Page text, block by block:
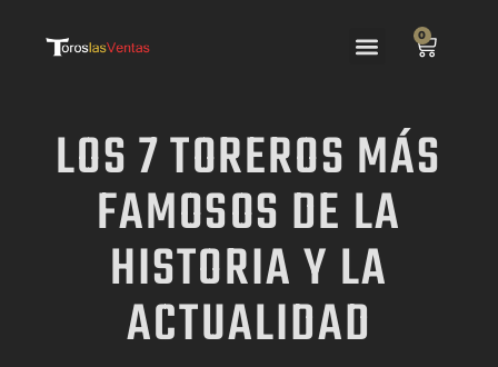
0
LOS 7 TOREROS MÁS
FAMOSOS DE LA
HISTORIA Y LA
ACTUALIDAD